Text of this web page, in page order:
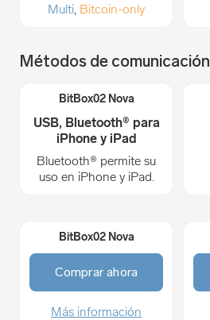
Multi Bitcoin-only
Métodos de comunicación
USB, Bluetooth® para
iPhone y iPad
Bluetooth® permite su
uso en iPhone y iPad.
Comprar ahora
Más información